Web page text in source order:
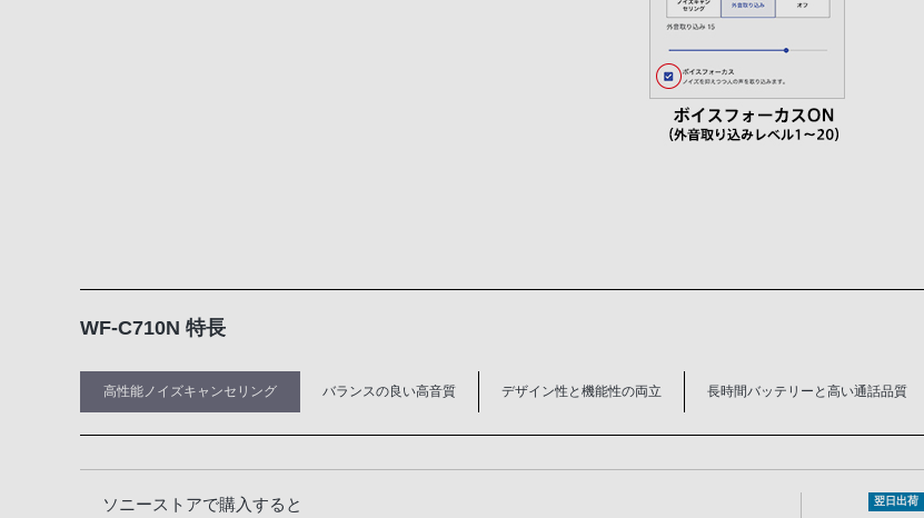
WF-C710N 特長
高性能ノイズキャンセリング バランスの良い高音質 デザイン性と機能性の両立 長時間バッテリーと高い通話品質
ソニーストアで購入すると 翌日出荷